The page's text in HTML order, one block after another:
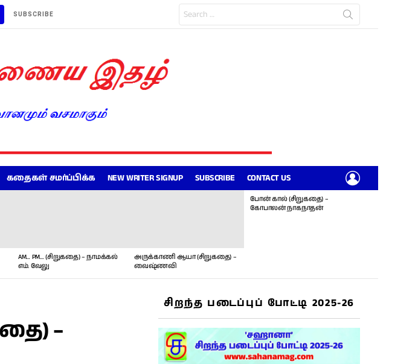
SUBSCRIBE
for:
கதைகள் சமர்ப்பிக்க NEW WRITER SIGNUP SUBSCRIBE CONTACT US
AM… PM… (சிறுகதை) – நாமக்கல்
எம். வேலு
அருக்காணி ஆயா (சிறுகதை) –
வைஷ்ணவி
போன் கால் (சிறுகதை) –
கோபாலன் நாகநாதன்
–
சிறந்த படைப்புப் போட்டி 2025-26